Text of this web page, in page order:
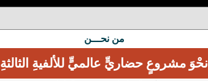
من نحـــن
نحْوَ مشروعٍ حضاريٍّ عالميٍّ للألفيةِ الثالثةِ